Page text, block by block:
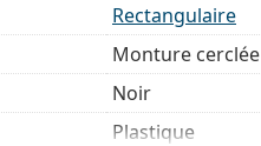
Rectangulaire
Monture cerclée
Noir
Plastique